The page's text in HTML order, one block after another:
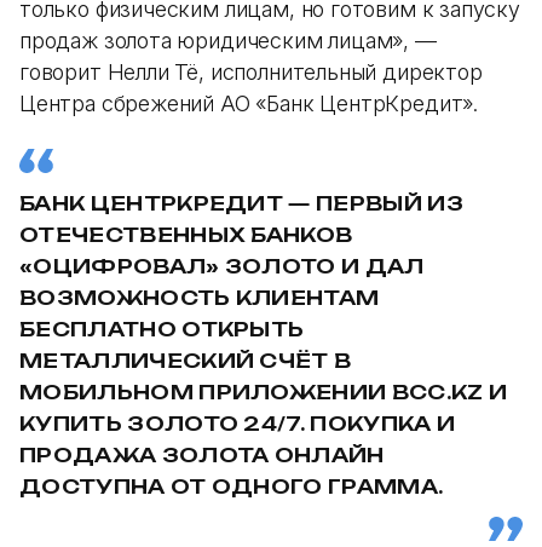
только физическим лицам, но готовим к запуску
продаж золота юридическим лицам», —
говорит Нелли Тё, исполнительный директор
Центра сбрежений АО «Банк ЦентрКредит».
БАНК ЦЕНТРКРЕДИТ — ПЕРВЫЙ ИЗ
ОТЕЧЕСТВЕННЫХ БАНКОВ
«ОЦИФРОВАЛ» ЗОЛОТО И ДАЛ
ВОЗМОЖНОСТЬ КЛИЕНТАМ
БЕСПЛАТНО ОТКРЫТЬ
МЕТАЛЛИЧЕСКИЙ СЧЁТ В
МОБИЛЬНОМ ПРИЛОЖЕНИИ BCC.KZ И
КУПИТЬ ЗОЛОТО 24/7. ПОКУПКА И
ПРОДАЖА ЗОЛОТА ОНЛАЙН
ДОСТУПНА ОТ ОДНОГО ГРАММА.